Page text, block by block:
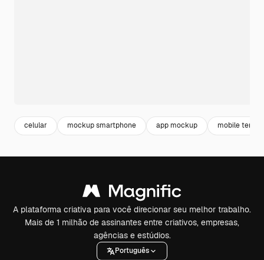
celular mockup smartphone app mockup mobile
A plataforma criativa para você direcionar seu melhor trabalho.
Mais de 1 milhão de assinantes entre criativos, empresas,
agências e estúdios.
Português